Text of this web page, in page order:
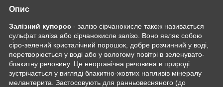
Опис
Залізний купорос - залізо сірчанокисле також називається
сульфат заліза або сірчанокисле залізо. Воно являє собою
сіро-зелений кристалічний порошок, добре розчинний у воді,
перетворюється у воді або у вологому повітрі в зеленувато-
блакитну речовину. Це неорганічна речовина в природі
зустрічається у вигляді блакитно-жовтих напливів мінералу
мелантерита. Застосовують для ранньовесняного (до